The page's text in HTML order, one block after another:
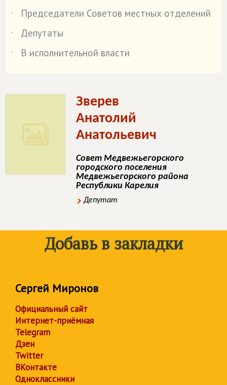
˙
Председатели Советов местных отделений
˙
Депутаты
˙
В исполнительной власти
Зверев
Анатолий
Анатольевич
Совет Медвежьегорского
городского поселения
Медвежьегорского района
Республики Карелия
Депутат
Добавь в закладки
Сергей Миронов
Официальный сайт
Интернет-приёмная
Telegram
Дзен
Twitter
ВКонтакте
Одноклассники